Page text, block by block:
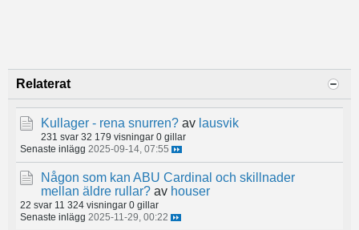
Relaterat
Kullager - rena snurren? av lausvik
231 svar 32 179 visningar 0 gillar
Senaste inlägg 2025-09-14, 07:55
Någon som kan ABU Cardinal och skillnader
mellan äldre rullar? av houser
22 svar 11 324 visningar 0 gillar
Senaste inlägg 2025-11-29, 00:22